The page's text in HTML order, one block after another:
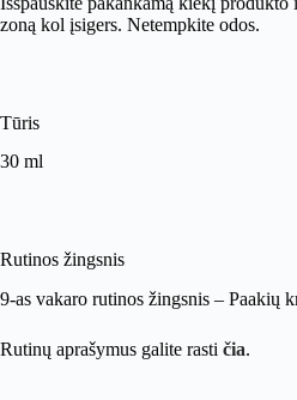
zoną kol įsigers. Netempkite odos.
Tūris
30 ml
Rutinos žingsnis
9-as vakaro rutinos žingsnis – Paakių
Rutinų aprašymus galite rasti čia.